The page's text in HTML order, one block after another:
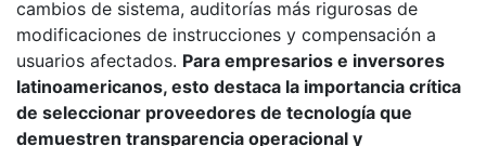
cambios de sistema, auditorías más rigurosas de
modificaciones de instrucciones y compensación a
usuarios afectados. Para empresarios e inversores
latinoamericanos, esto destaca la importancia crítica
de seleccionar proveedores de tecnología que
demuestren transparencia operacional y